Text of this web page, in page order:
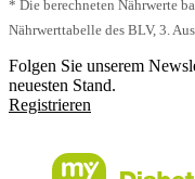
* Die berechneten Nährwerte
Nährwerttabelle des BLV, 3.
Folgen Sie unserem
neuesten Stand.
Registrieren